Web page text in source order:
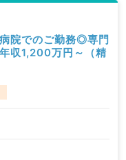
院でのご勤務◎専門
収1,200万円～（精